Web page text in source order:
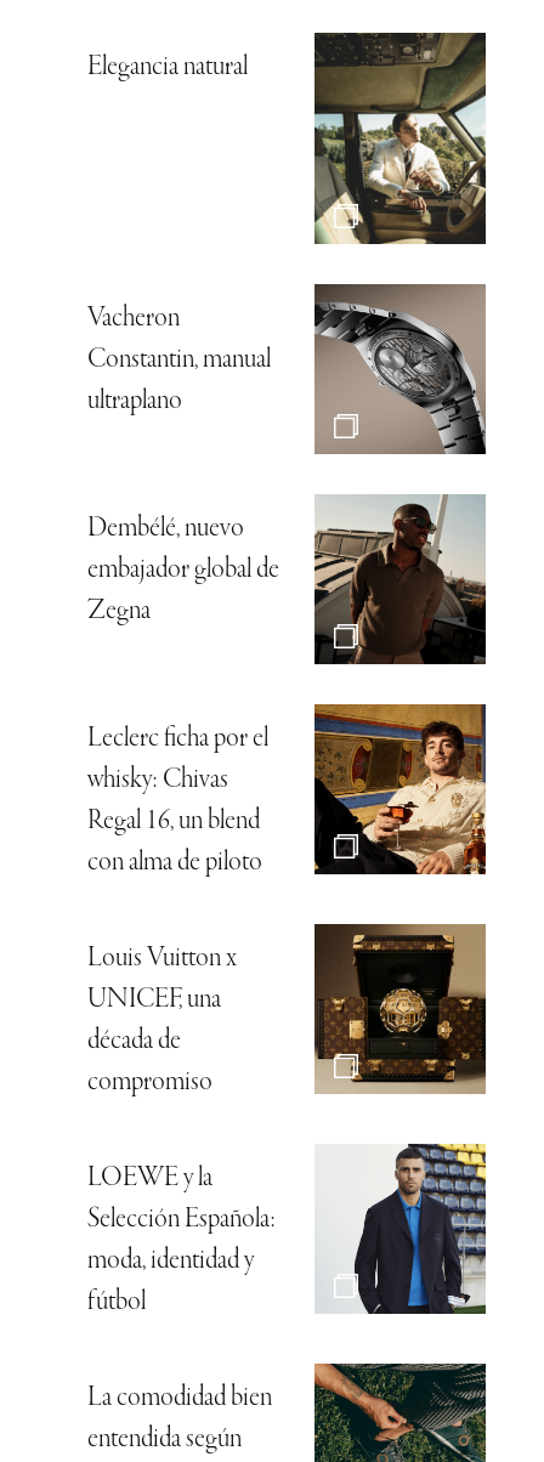
Elegancia natural
Vacheron
Constantin, manual
ultraplano
Dembélé, nuevo
embajador global de
Zegna
Leclerc ficha por el
whisky: Chivas
Regal 16, un blend
con alma de piloto
Louis Vuitton x
UNICEF, una
década de
compromiso
LOEWE y la
Selección Española:
moda, identidad y
fútbol
La comodidad bien
entendida según